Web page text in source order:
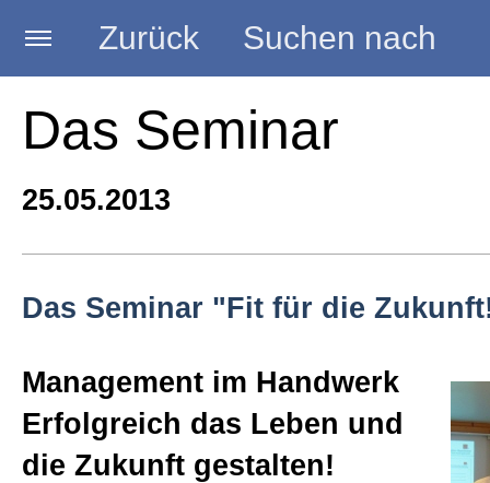
Zurück Suchen nach
Startseite
BLOG HANDWERK
Seminare
Vorträge
Das Seminar
25.05.2013
Das Seminar "Fit für die
Management im Handwerk
Erfolgreich das Leben und
die Zukunft gestalten!